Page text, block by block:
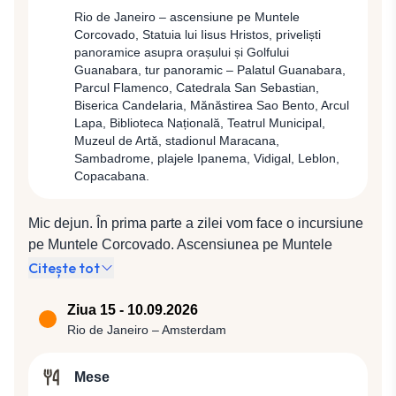
deplasa la aeroport pentru zborul spre Rio de Janeiro.
Transfer pentru cazare la Hotel Windsor Leme 4* (sau
similar 4*).
Rio de Janeiro – ascensiune pe Muntele
Corcovado, Statuia lui Iisus Hristos, priveliști
panoramice asupra orașului și Golfului
Guanabara, tur panoramic – Palatul Guanabara,
Parcul Flamenco, Catedrala San Sebastian,
Biserica Candelaria, Mănăstirea Sao Bento, Arcul
Lapa, Biblioteca Națională, Teatrul Municipal,
Muzeul de Artă, stadionul Maracana,
Sambadrome, plajele Ipanema, Vidigal, Leblon,
Copacabana.
Mic dejun. În prima parte a zilei vom face o incursiune
pe Muntele Corcovado. Ascensiunea pe Muntele
Corcovado va începe printr-o plimbare cu un trenuleţ
lacului Rodrigo de Freitas, după care vom urca 220
trepte către simbolul incontestabil al oraşului,
Monumentul a fost recent selecţionat ca făcând parte
Citește tot
Ziua 15 - 10.09.2026
Rio de Janeiro – Amsterdam
Mese